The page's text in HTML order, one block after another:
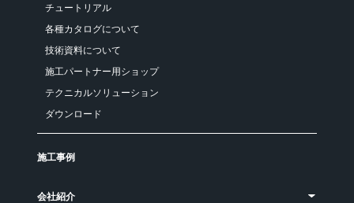
チュートリアル
各種カタログについて
技術資料について
施工パートナー用ショップ
テクニカルソリューション
ダウンロード
施工事例
会社紹介